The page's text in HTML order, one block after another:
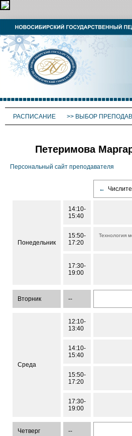
РАСПИСАНИЕ >> ВЫБОР
Петеримова
Персональный сайт преподавателя
←
Понедельник
14:10-
15:40
15:50-
17:20
Технология
17:30-
19:00
Вторник --
Среда
12:10-
13:40
14:10-
15:40
15:50-
17:20
17:30-
19:00
Четверг --